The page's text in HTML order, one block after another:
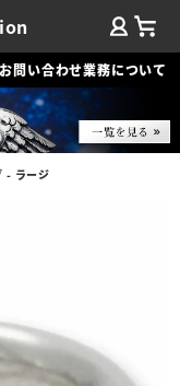
問い合わせ業務について
- ラージ